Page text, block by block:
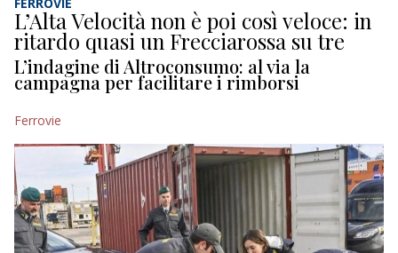
L’Alta Velocità non è poi così veloce: in
ritardo quasi un Frecciarossa su tre
L’indagine di Altroconsumo: al via la
campagna per facilitare i rimborsi
Ferrovie